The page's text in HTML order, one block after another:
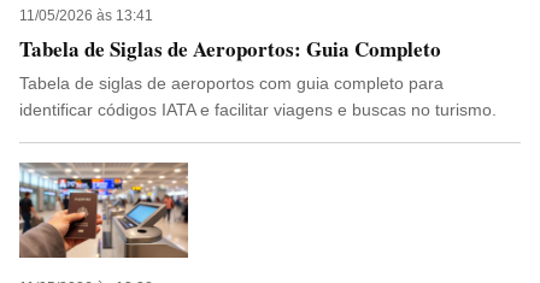
11/05/2026 às 13:41
Tabela de Siglas de Aeroportos: Guia Completo
Tabela de siglas de aeroportos com guia completo para
identificar códigos IATA e facilitar viagens e buscas no turismo.